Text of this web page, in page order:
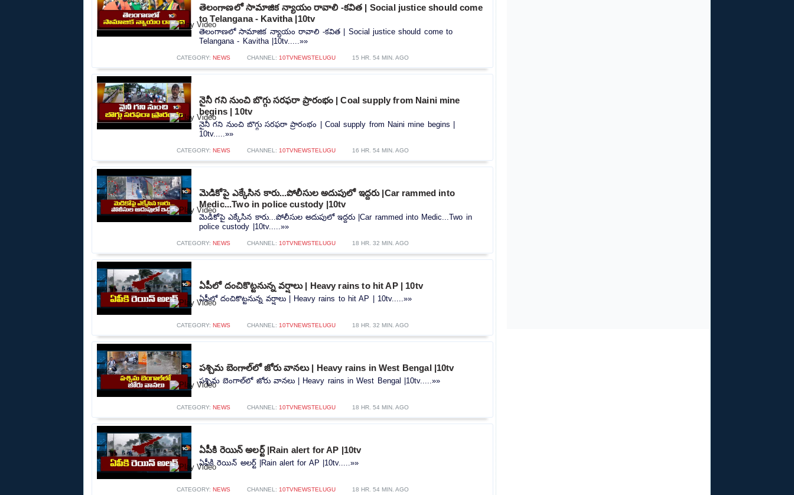
తెలంగాణలో సామాజిక న్యాయం రావాలి -కవిత | Social justice should come
to Telangana - Kavitha |10tv
తెలంగాణలో సామాజిక న్యాయం రావాలి -కవిత | Social justice should come to
Telangana - Kavitha |10tv.....»»
CATEGORY: NEWS CHANNEL: 10TVNEWSTELUGU 15 HR. 54 MIN. AGO
నైనీ గని నుంచి బొగ్గు సరఫరా ప్రారంభం | Coal supply from Naini mine
begins | 10tv
నైనీ గని నుంచి బొగ్గు సరఫరా ప్రారంభం | Coal supply from Naini mine begins |
10tv.....»»
CATEGORY: NEWS CHANNEL: 10TVNEWSTELUGU 16 HR. 54 MIN. AGO
మెడికోపై ఎక్కేసిన కారు...పోలీసుల అదుపులో ఇద్దరు |Car rammed into
Medic...Two in police custody |10tv
మెడికోపై ఎక్కేసిన కారు...పోలీసుల అదుపులో ఇద్దరు |Car rammed into Medic...Two in
police custody |10tv.....»»
CATEGORY: NEWS CHANNEL: 10TVNEWSTELUGU 18 HR. 32 MIN. AGO
ఏపీలో దంచికొట్టనున్న వర్షాలు | Heavy rains to hit AP | 10tv
ఏపీలో దంచికొట్టనున్న వర్షాలు | Heavy rains to hit AP | 10tv.....»»
CATEGORY: NEWS CHANNEL: 10TVNEWSTELUGU 18 HR. 32 MIN. AGO
పశ్చిమ బెంగాల్‌లో జోరు వానలు | Heavy rains in West Bengal |10tv
పశ్చిమ బెంగాల్‌లో జోరు వానలు | Heavy rains in West Bengal |10tv.....»»
CATEGORY: NEWS CHANNEL: 10TVNEWSTELUGU 18 HR. 54 MIN. AGO
ఏపీకి రెయిన్ అలర్ట్ |Rain alert for AP |10tv
ఏపీకి రెయిన్ అలర్ట్ |Rain alert for AP |10tv.....»»
CATEGORY: NEWS CHANNEL: 10TVNEWSTELUGU 18 HR. 54 MIN. AGO